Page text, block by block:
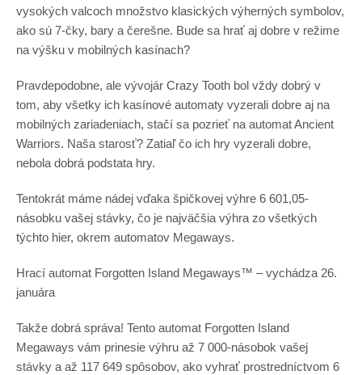
vysokých valcoch množstvo klasických výherných symbolov,
ako sú 7-čky, bary a čerešne. Bude sa hrať aj dobre v režime
na výšku v mobilných kasínach?
Pravdepodobne, ale vývojár Crazy Tooth bol vždy dobrý v
tom, aby všetky ich kasínové automaty vyzerali dobre aj na
mobilných zariadeniach, stačí sa pozrieť na automat Ancient
Warriors. Naša starosť? Zatiaľ čo ich hry vyzerali dobre,
nebola dobrá podstata hry.
Tentokrát máme nádej vďaka špičkovej výhre 6 601,05-
násobku vašej stávky, čo je najväčšia výhra zo všetkých
týchto hier, okrem automatov Megaways.
Hrací automat Forgotten Island Megaways™ – vychádza 26.
januára
Takže dobrá správa! Tento automat Forgotten Island
Megaways vám prinesie výhru až 7 000-násobok vašej
stávky a až 117 649 spôsobov, ako vyhrať prostredníctvom 6